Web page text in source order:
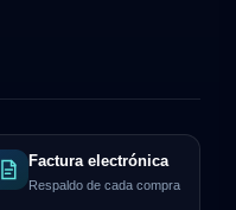
Factura electrónica
Respaldo de cada compra